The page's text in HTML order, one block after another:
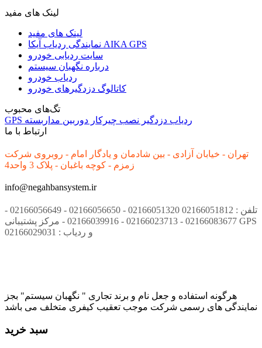
لینک های مفید
لینک های مفید
نمایندگی ردیاب آیکا AIKA GPS
سایت ردیابی خودرو
درباره نگهبان سیستم
ردیاب خودرو
کاتالوگ دزدگیرهای خودرو
تگ‌های محبوب
GPS
ردیاب دزدگیر نصب چیرکار دوربین مداربسته
ارتباط با ما
تهران - خیابان آزادی - بین شادمان و یادگار امام - روبروی شرکت
زمزم - کوچه باغبان - پلاک 3 واحد4
info@negahbansystem.ir
تلفن : 02166051812 02166051320 - 02166056650 - 02166056649 -
02166083677 - 02166023713 - 02166039916 - مرکز پشتیبانی GPS
و ردیاب : 02166029031
هرگونه استفاده و جعل نام و برند تجاری " نگهبان سیستم" بجز
نمایندگی های رسمی شرکت موجب تعقیب کیفری متخلف می باشد
سبد خرید